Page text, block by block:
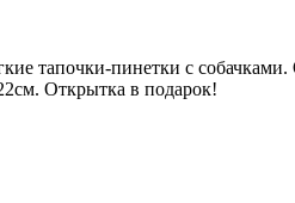
тапочки-пинетки с
Открытка в подарок!